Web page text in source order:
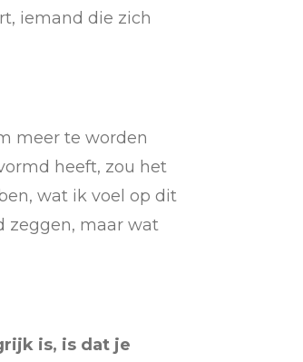
iemand die zich
meer te worden
heeft, zou het
wat ik voel op dit
zeggen, maar wat
is, is dat je